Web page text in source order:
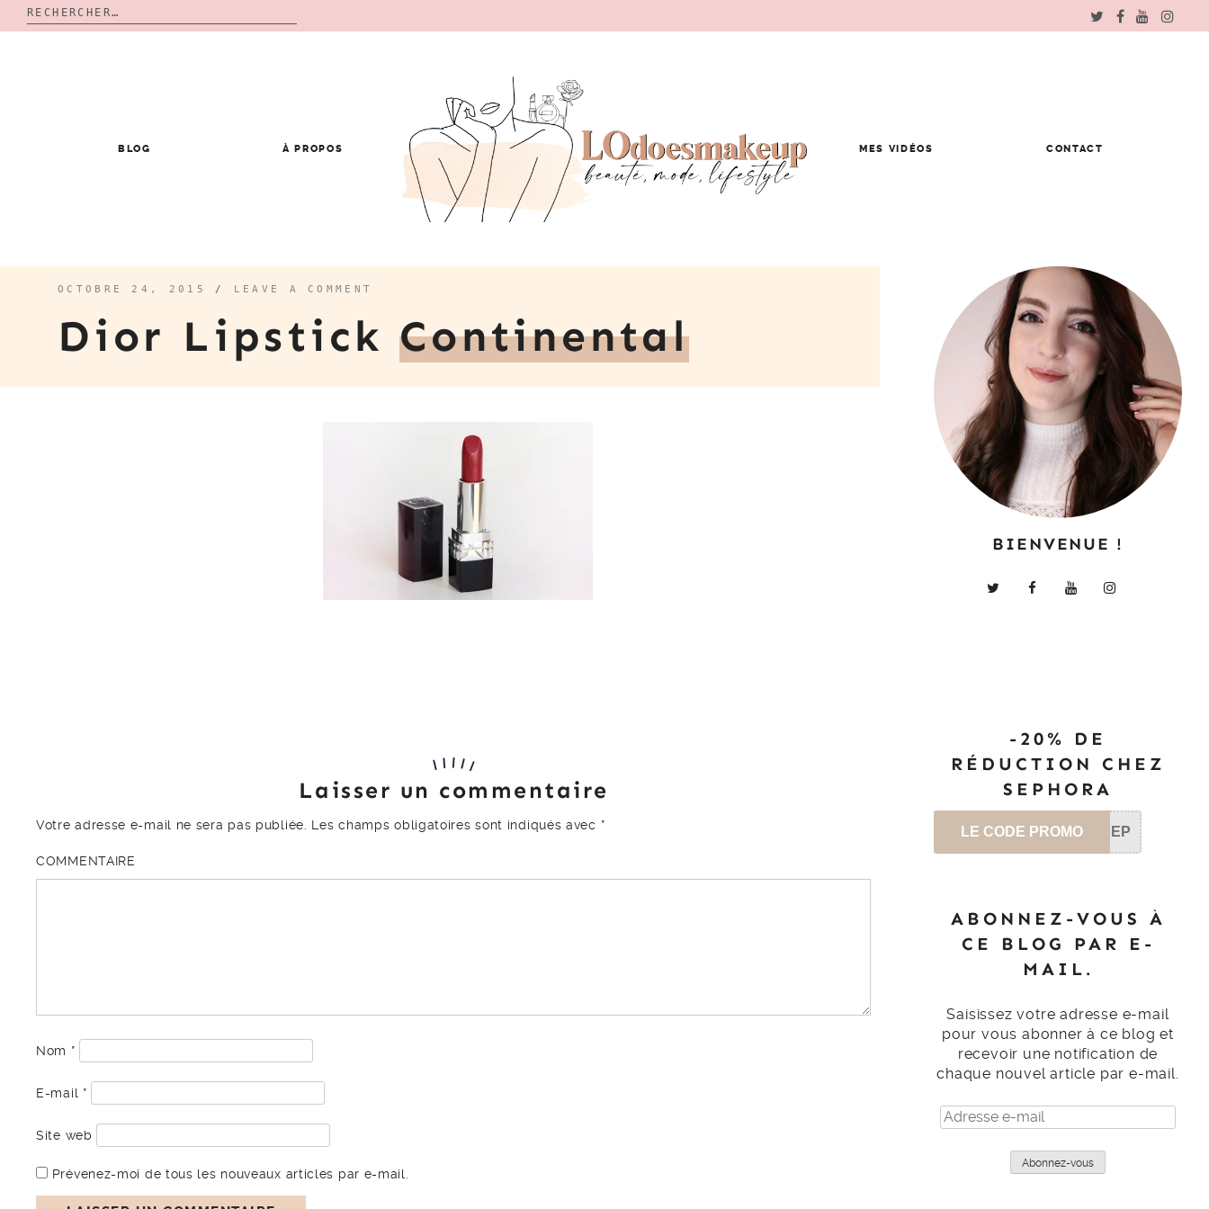
Rechercher :
BLOG À PROPOS MES VIDÉOS CONTACT
OCTOBRE 24, 2015 / LEAVE A COMMENT
Dior LipstickContinental
Laisser un commentaire
Votre adresse e-mail ne sera pas publiée. Les champs obligatoires sont indiqués avec *
COMMENTAIRE
Nom *
E-mail *
Site web
Prévenez-moi de tous les nouveaux articles par e-mail.
BIENVENUE !
-20% DE
RÉDUCTION CHEZ
SEPHORA
LE CODE PROMO SEP
ABONNEZ-VOUS À
CE BLOG PAR E-
MAIL.
Saisissez votre adresse e-mail
pour vous abonner à ce blog et
recevoir une notification de
chaque nouvel article par e-mail.
Adresse
e-
Abonnez-vous